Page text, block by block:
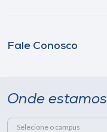
Fale Conosco
Onde estamos
Selecione o campus